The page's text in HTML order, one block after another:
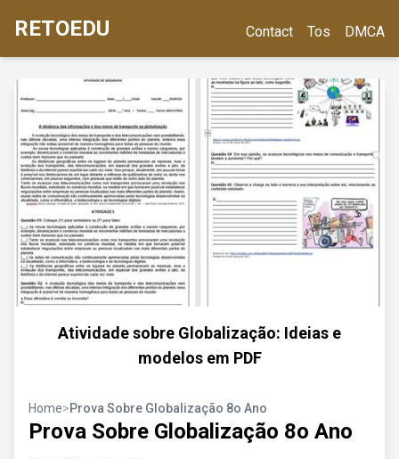
RETOEDU Contact Tos DMCA
Atividade sobre Globalização: Ideias e
modelos em PDF
Home>Prova Sobre Globalização 8o Ano
Prova Sobre Globalização 8o Ano